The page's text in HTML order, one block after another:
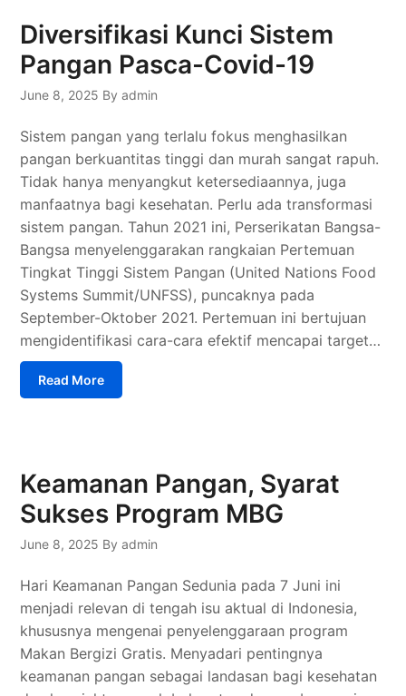
Diversifikasi Kunci Sistem
Pangan Pasca-Covid-19
June 8, 2025 By admin
Sistem pangan yang terlalu fokus menghasilkan
pangan berkuantitas tinggi dan murah sangat rapuh.
Tidak hanya menyangkut ketersediaannya, juga
manfaatnya bagi kesehatan. Perlu ada transformasi
sistem pangan. Tahun 2021 ini, Perserikatan Bangsa-
Bangsa menyelenggarakan rangkaian Pertemuan
Tingkat Tinggi Sistem Pangan (United Nations Food
Systems Summit/UNFSS), puncaknya pada
September-Oktober 2021. Pertemuan ini bertujuan
mengidentifikasi cara-cara efektif mencapai target…
Read More
Keamanan Pangan, Syarat
Sukses Program MBG
June 8, 2025 By admin
Hari Keamanan Pangan Sedunia pada 7 Juni ini
menjadi relevan di tengah isu aktual di Indonesia,
khususnya mengenai penyelenggaraan program
Makan Bergizi Gratis. Menyadari pentingnya
keamanan pangan sebagai landasan bagi kesehatan